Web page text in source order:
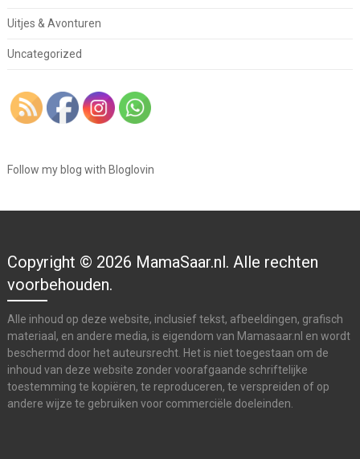
Uitjes & Avonturen
Uncategorized
Follow my blog with Bloglovin
Copyright © 2026 MamaSaar.nl. Alle rechten
voorbehouden.
Alle inhoud op deze website, inclusief tekst, afbeeldingen, grafisch
materiaal, en andere media, is eigendom van Mamasaar.nl en wordt
beschermd door het auteursrecht. Het is niet toegestaan om de
inhoud van deze website zonder voorafgaande schriftelijke
toestemming te kopiëren, te reproduceren, te verspreiden of op
andere wijze te gebruiken voor commerciële doeleinden.